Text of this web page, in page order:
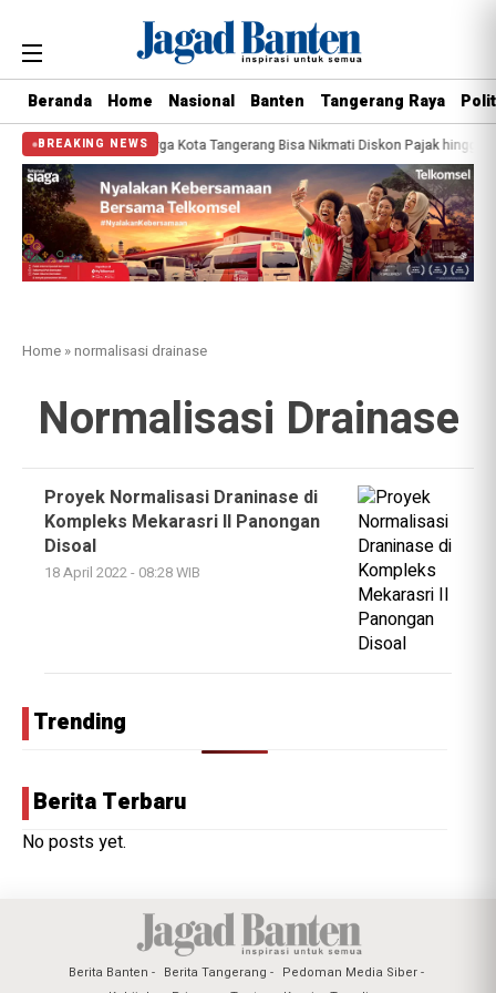
Beranda Home Nasional Banten Tangerang Raya
BREAKING NEWS
Dimulai, Warga Kota Tangerang Bisa Nikmati Diskon Pajak hingga 45
Home »normalisasi drainase
Normalisasi Drainase
Proyek Normalisasi Draninase di
Kompleks Mekarasri II Panongan
Disoal
18 April 2022 - 08:28 WIB
Trending
Berita Terbaru
No posts yet.
Berita Banten Berita Tangerang
Pedoman Media Siber